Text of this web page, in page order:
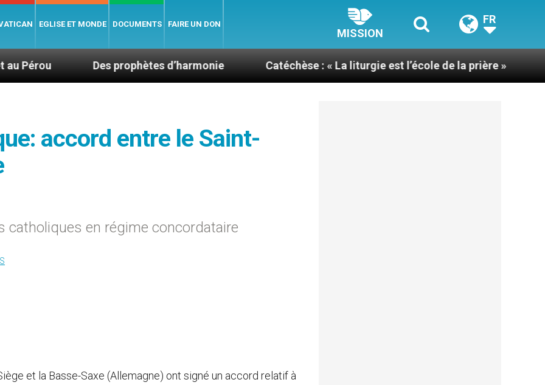
EGLISE ET MONDE DOCUMENTS FAIRE UN DON
MISSION
FR
Des prophètes d’harmonie Catéchèse : « La liturgie est l’école de la prière » Une nouvelle
accord entre le Saint-
catholiques en régime concordataire
et la Basse-Saxe (Allemagne) ont signé un accord relatif à